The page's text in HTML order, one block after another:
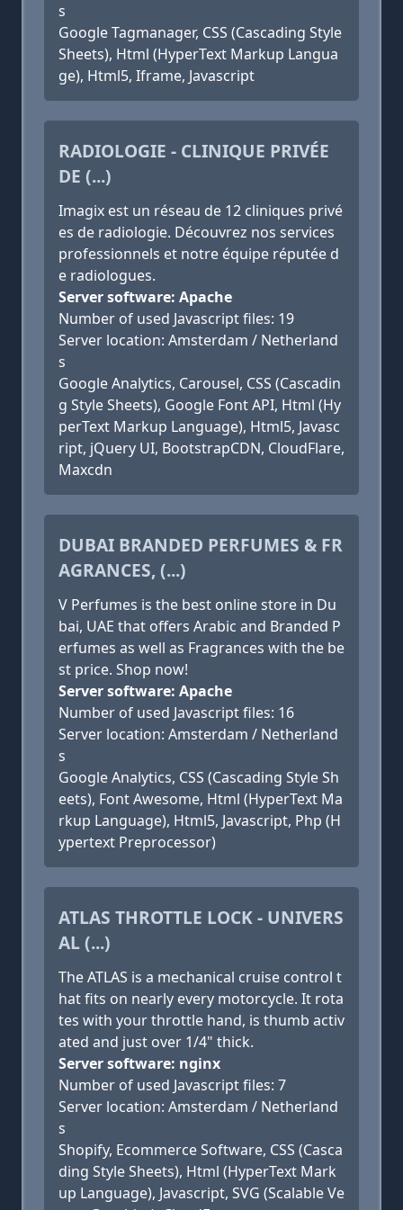
s
Google Tagmanager, CSS (Cascading Style
Sheets), Html (HyperText Markup Langua
ge), Html5, Iframe, Javascript
RADIOLOGIE - CLINIQUE PRIVÉE
DE (...)
Imagix est un réseau de 12 cliniques privé
es de radiologie. Découvrez nos services
professionnels et notre équipe réputée d
e radiologues.
Server software: Apache
Number of used Javascript files: 19
Server location: Amsterdam / Netherland
s
Google Analytics, Carousel, CSS (Cascadin
g Style Sheets), Google Font API, Html (Hy
perText Markup Language), Html5, Javasc
ript, jQuery UI, BootstrapCDN, CloudFlare,
Maxcdn
DUBAI BRANDED PERFUMES & FR
AGRANCES, (...)
V Perfumes is the best online store in Du
bai, UAE that offers Arabic and Branded P
erfumes as well as Fragrances with the be
st price. Shop now!
Server software: Apache
Number of used Javascript files: 16
Server location: Amsterdam / Netherland
s
Google Analytics, CSS (Cascading Style Sh
eets), Font Awesome, Html (HyperText Ma
rkup Language), Html5, Javascript, Php (H
ypertext Preprocessor)
ATLAS THROTTLE LOCK - UNIVERS
AL (...)
The ATLAS is a mechanical cruise control t
hat fits on nearly every motorcycle. It rota
tes with your throttle hand, is thumb activ
ated and just over 1/4" thick.
Server software: nginx
Number of used Javascript files: 7
Server location: Amsterdam / Netherland
s
Shopify, Ecommerce Software, CSS (Casca
ding Style Sheets), Html (HyperText Mark
up Language), Javascript, SVG (Scalable Ve